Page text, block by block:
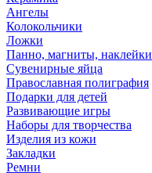
Ангелы
Колокольчики
Ложки
Панно, магниты, наклейки
Сувенирные яйца
Православная полиграфия
Подарки для детей
Развивающие игры
Наборы для творчества
Изделия из кожи
Закладки
Ремни